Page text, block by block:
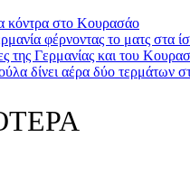
κόντρα στο Κουρασάο
φέρνοντας το ματς στα
της Γερμανίας και του
δίνει αέρα δύο τερμάτων